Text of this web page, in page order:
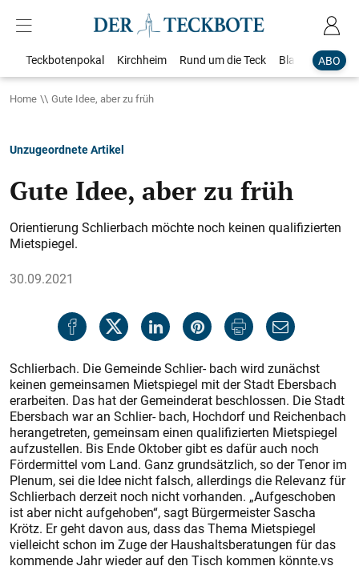
ABO
Teckbotenpokal Kirchheim Rund um die Teck Blaulicht
Home Gute Idee, aber zu früh
Unzugeordnete Artikel
Gute Idee, aber zu früh
Orientierung Schlierbach möchte noch keinen qualifizierten
Mietspiegel.
30.09.2021
Schlierbach. Die Gemeinde Schlier- bach wird zunächst
keinen gemeinsamen Mietspiegel mit der Stadt Ebersbach
erarbeiten. Das hat der Gemeinderat beschlossen. Die Stadt
Ebersbach war an Schlier- bach, Hochdorf und Reichenbach
herangetreten, gemeinsam einen qualifizierten Mietspiegel
aufzustellen. Bis Ende Oktober gibt es dafür auch noch
Fördermittel vom Land. Ganz grundsätzlich, so der Tenor im
Plenum, sei die Idee nicht falsch, allerdings die Relevanz für
Schlierbach derzeit noch nicht vorhanden. „Aufgeschoben
ist aber nicht aufgehoben“, sagt Bürgermeister Sascha
Krötz. Er geht davon aus, dass das Thema Mietspiegel
vielleicht schon im Zuge der Haushaltsberatungen für das
kommende Jahr wieder auf den Tisch kommen könnte.vs